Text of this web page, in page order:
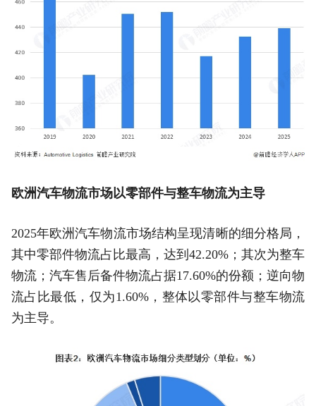
欧洲汽车物流市场以零部件与整车物流为主导
2025年欧洲汽车物流市场结构呈现清晰的细分格局，
其中零部件物流占比最高，达到42.20%；其次为整车
物流；汽车售后备件物流占据17.60%的份额；逆向物
流占比最低，仅为1.60%，整体以零部件与整车物流
为主导。